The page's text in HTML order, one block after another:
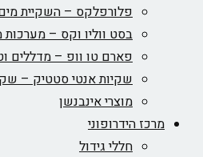
פלורפלקס – השקיית
בסט ווליו וקס – מערכות
פארם טו וופ – מדללים
שקיות אנטי סטטיק –
מוצרי אינבנשן
מרכז הידרופוני
חללי גידול